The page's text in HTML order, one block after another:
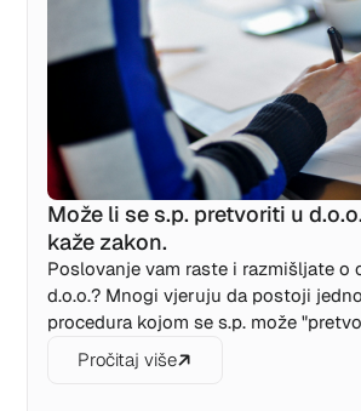
Može li se s.p. pretvoriti u
kaže zakon.
Poslovanje vam raste i razmišljate o
d.o.o.? Mnogi vjeruju da postoji
procedura kojom se s.p. može
ovom tekstu objašnjavamo zašto to
kako zapravo izgleda prelazak sa
Pročitaj više